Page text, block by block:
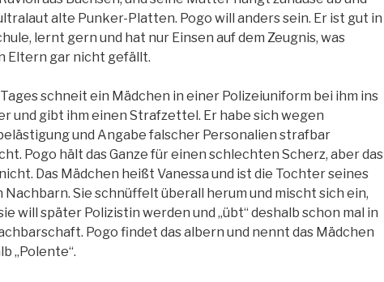
alte Punker-Platten. Pogo will anders sein. Er ist gut in
lernt gern und hat nur Einsen auf dem Zeugnis, was
Eltern gar nicht gefällt.
Tages schneit ein Mädchen in einer Polizeiuniform bei ihm ins
und gibt ihm einen Strafzettel. Er habe sich wegen
und Angabe falscher Personalien strafbar
Pogo hält das Ganze für einen schlechten Scherz, aber das
Das Mädchen heißt Vanessa und ist die Tochter seines
Nachbarn. Sie schnüffelt überall herum und mischt sich ein,
will später Polizistin werden und „übt“ deshalb schon mal in
Pogo findet das albern und nennt das Mädchen
„Polente“.